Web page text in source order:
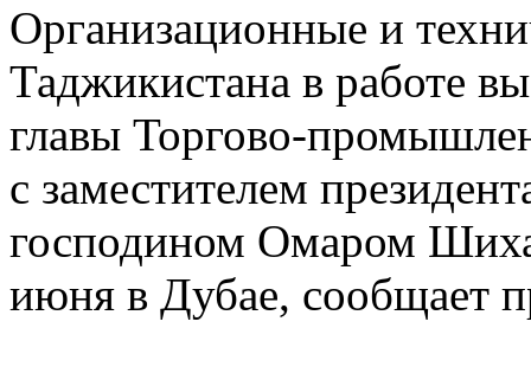
Организационные и
Таджикистана в работе
главы Торгово-
с заместителем
господином Омаром
июня в Дубае, сообщает